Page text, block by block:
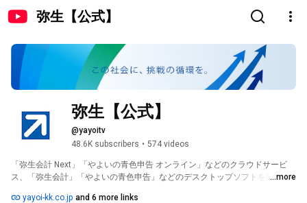
弥生【公式】
弥生【公式】
@yayoitv
48.6K subscribers • 574 videos
「弥生会計 Next」「やよいの青色申告 オンライン」などのクラウドサービ
ス、「弥生会計」「やよいの青色申告」などのデスクトップソフトを提供す
...more
yayoi-kk.co.jp and 6 more links